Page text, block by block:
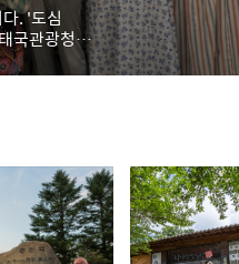
. '도심
국관광청과
트
다.
태국
라이프 와
골든벨과
습니다. ■
이 주관한
공유해